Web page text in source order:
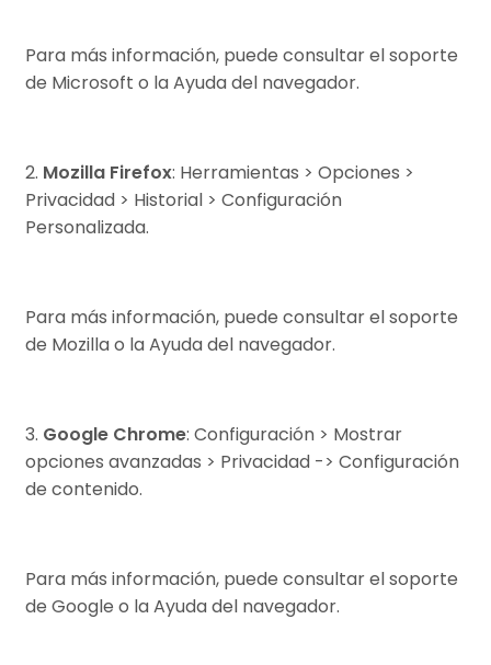
Para más información, puede consultar el soporte
de Microsoft o la Ayuda del navegador.
2. Mozilla Firefox: Herramientas > Opciones >
Privacidad > Historial > Configuración
Personalizada.
Para más información, puede consultar el soporte
de Mozilla o la Ayuda del navegador.
3. Google Chrome: Configuración > Mostrar
opciones avanzadas > Privacidad -> Configuración
de contenido.
Para más información, puede consultar el soporte
de Google o la Ayuda del navegador.